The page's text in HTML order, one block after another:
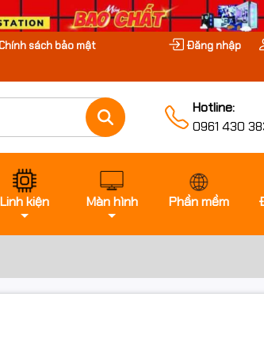
Chính sách bảo mật
Đăng nhập
Hotline:
0961 430
Linh kiện Màn hình Phần mềm